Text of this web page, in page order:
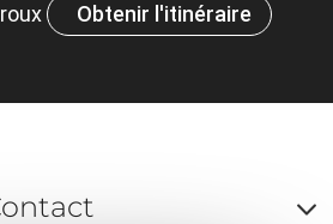
Obtenir l'itinéraire